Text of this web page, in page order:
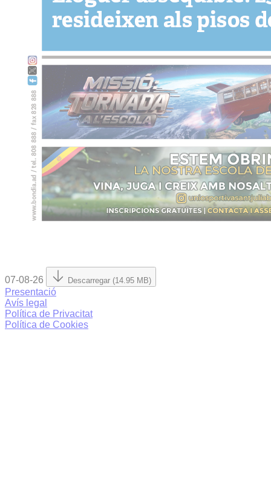
07-08-26 Descarregar (14.95 MB)
Presentació
Avís legal
Política de Privacitat
Política de Cookies